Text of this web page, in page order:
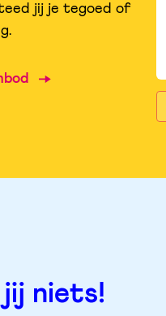
jij je tegoed of
jij niets!